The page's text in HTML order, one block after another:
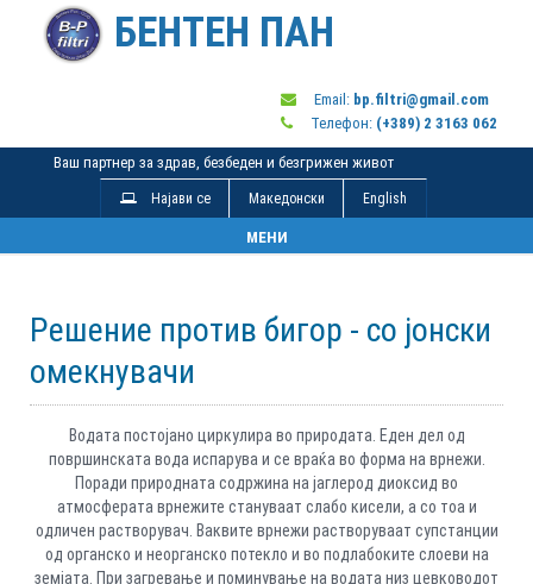
БЕНТЕН ПАН
Email: bp.filtri@gmail.com
Телефон: (+389) 2 3163 062
Ваш партнер за здрав, безбеден и безгрижен живот
Најави се Македонски English
Toggle
МЕНИ
Решение против бигор - со јонски
омекнувачи
Водата постојано циркулира во природата. Еден дел од
површинската вода испарува и се враќа во форма на врнежи.
Поради природната содржина на јаглерод диоксид во
атмосферата врнежите стануваат слабо кисели, а со тоа и
одличен растворувач. Ваквите врнежи растворуваат супстанции
од органско и неорганско потекло и во подлабоките слоеви на
земјата. При загревање и поминување на водата низ цевководот